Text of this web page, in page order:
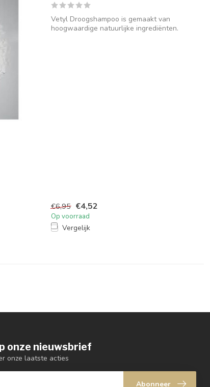
Vetyl Droogshampoo is gemaakt van
hoogwaardige natuurlijke ingrediënten.
€6,95 €4,52
Op voorraad
Vergelijk
onze nieuwsbrief
onze laatste acties
Abonneer